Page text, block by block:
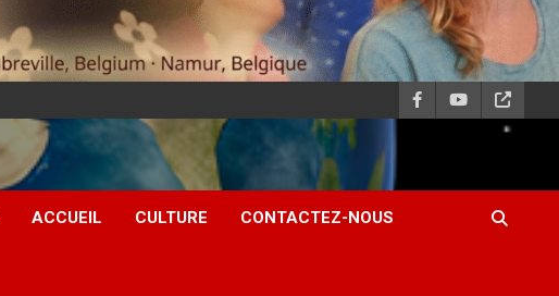
ACCUEIL CULTURE CONTACTEZ-NOUS